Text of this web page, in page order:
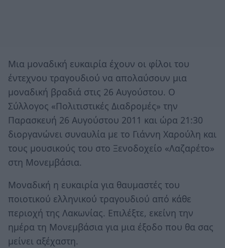
Μια μοναδική ευκαιρία έχουν οι φίλοι του
έντεχνου τραγουδιού να απολαύσουν μια
μοναδική βραδιά στις 26 Αυγούστου. Ο
Σύλλογος «Πολιτιστικές Διαδρομές» την
Παρασκευή 26 Αυγούστου 2011 και ώρα 21:30
διοργανώνει συναυλία με το Γιάννη Χαρούλη και
τους μουσικούς του στο Ξενοδοχείο «Λαζαρέτο»
στη Μονεμβάσια.
Μοναδική η ευκαιρία για θαυμαστές του
ποιοτικού ελληνικού τραγουδιού από κάθε
περιοχή της Λακωνίας. Επιλέξτε, εκείνη την
ημέρα τη Μονεμβάσια για μια έξοδο που θα σας
μείνει αξέχαστη.